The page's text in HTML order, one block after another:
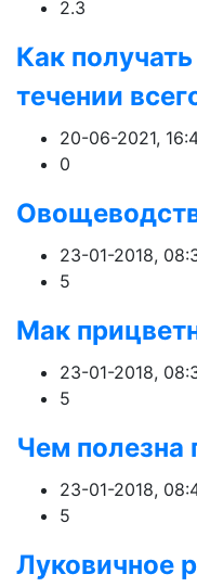
2.3
Как
течении
20-06-2021,
0
23-01-2018,
5
Мак
23-01-2018,
5
Чем полезна
23-01-2018,
5
Луковичное